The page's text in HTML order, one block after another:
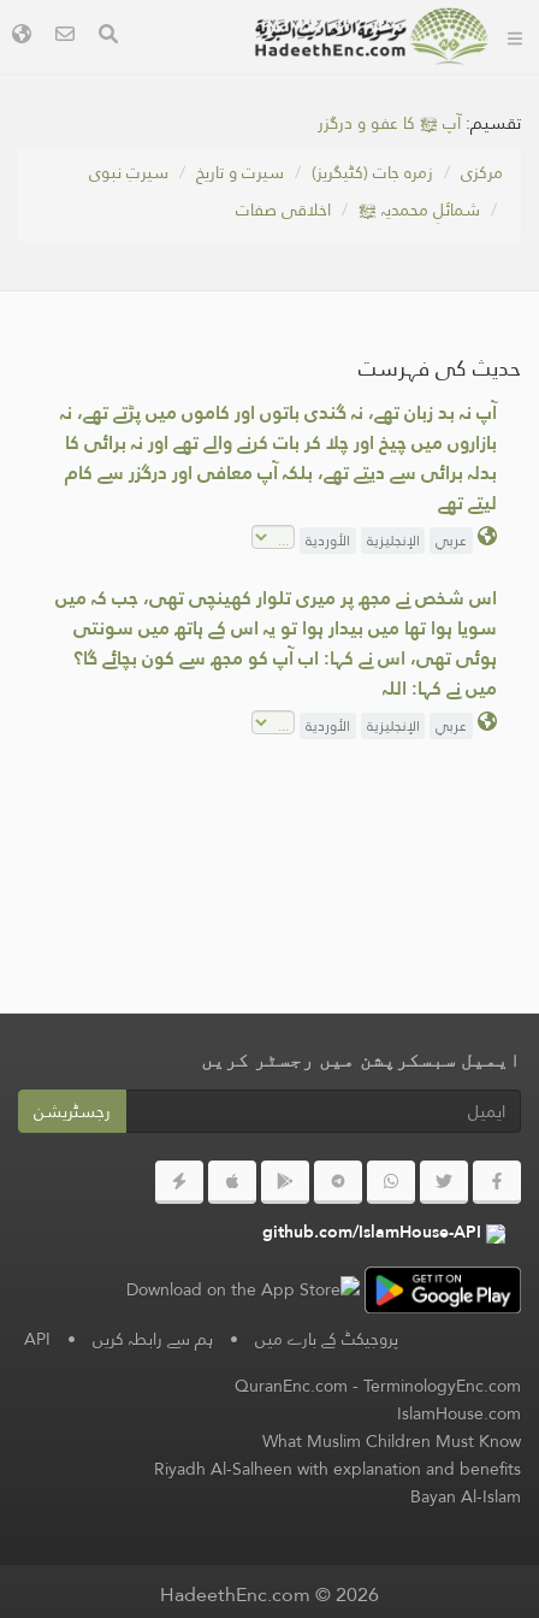
تقسیم:آپ ﷺ کا عفو و درگزر
مرکزی
زمرہ جات (کٹیگریز) سیرت و تاریخ
سیرتِ نبوی
شمائلِ محمدیہ ﷺ
اخلاقی صفات
حدیث کی فہرست
آپ نہ بد زبان تھے، نہ گندی باتوں اور کاموں میں پڑتے تھے، نہ
بازاروں میں چیخ اور چلا کر بات کرنے والے تھے اور نہ برائی کا
بدلہ برائی سے دیتے تھے، بلکہ آپ معافی اور درگزر سے کام
لیتے تھے
عربي الإنجليزية الأوردية
اس شخص نے مجھ پر میری تلوار کھینچی تھی، جب کہ میں
سویا ہوا تھا میں بیدار ہوا تو یہ اس کے ہاتھ میں سونتی
ہوئی تھی، اس نے کہا: اب آپ کو مجھ سے کون بچائے گا؟
میں نے کہا: اللہ
عربي الإنجليزية الأوردية
ایمیل سبسکرپشن میں رجسٹر کریں
رجسٹریشن
github.com/IslamHouse-API
پروجیکٹ کے بارے میں • ہم سے رابطہ کریں •
API
QuranEnc.com-TerminologyEnc.com
IslamHouse.com
What Muslim Children Must Know
Riyadh Al-Salheen with explanation and benefits
Bayan Al-Islam
HadeethEnc.com © 2026